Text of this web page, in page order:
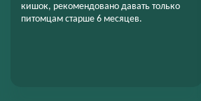
кишок, рекомендовано давать только
питомцам старше 6 месяцев.